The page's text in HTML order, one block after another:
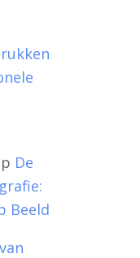
De
Beeld